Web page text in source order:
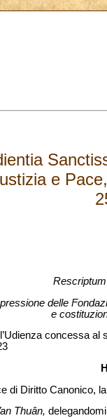
e
delle
e
concessa
di Diritto Canonico,
Thuân,